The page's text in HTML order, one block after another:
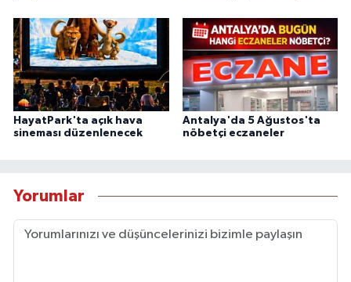
HayatPark'ta açık hava
sineması düzenlenecek
Antalya'da 5 Ağustos'ta
nöbetçi eczaneler
Yorumlar